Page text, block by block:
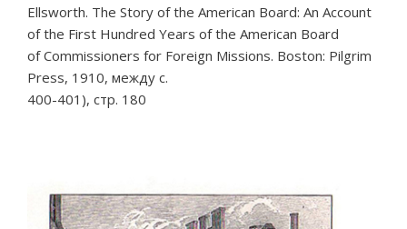
Ellsworth. The Story of the American Board: An Account
of the First Hundred Years of the American Board
of Commissioners for Foreign Missions. Boston: Pilgrim
Press, 1910, между с.
400-401), стр. 180